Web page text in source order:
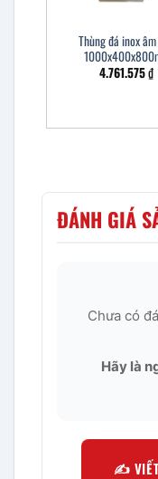
Thùng đá inox
4.761.575₫
ĐÁNH GIÁ
Chưa có
Hãy là
✍️ VIẾT